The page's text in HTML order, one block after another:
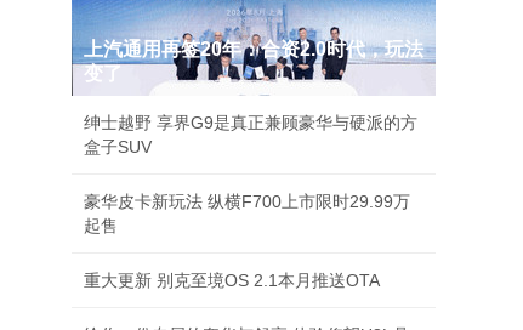
鸿蒙智行："竹知了"相关投诉均有明确侵权事
实
汽车要闻